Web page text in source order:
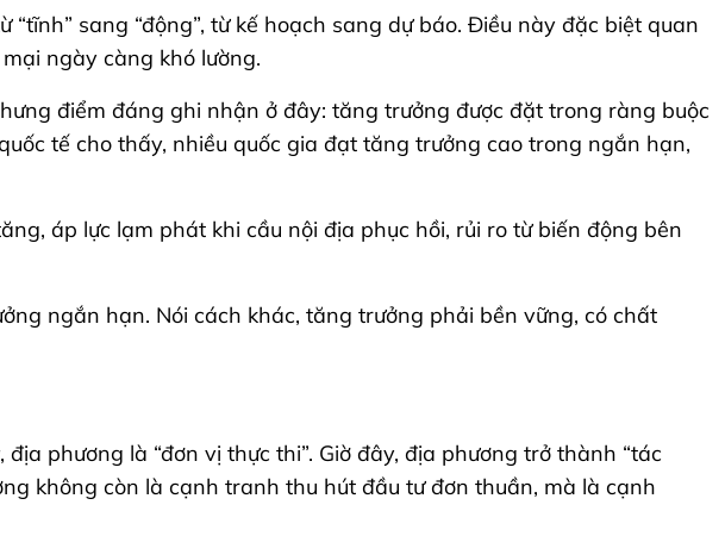
sang “động”, từ kế hoạch sang dự báo. Điều này đặc biệt quan
ngày càng khó lường.
điểm đáng ghi nhận ở đây: tăng trưởng được đặt trong ràng buộc
tế cho thấy, nhiều quốc gia đạt tăng trưởng cao trong ngắn hạn,
áp lực lạm phát khi cầu nội địa phục hồi, rủi ro từ biến động bên
ngắn hạn. Nói cách khác, tăng trưởng phải bền vững, có chất
phương là “đơn vị thực thi”. Giờ đây, địa phương trở thành “tác
không còn là cạnh tranh thu hút đầu tư đơn thuần, mà là cạnh